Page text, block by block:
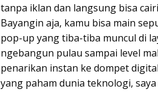
tanpa iklan dan langsung bisa
Bayangin aja, kamu bisa main
pop-up yang tiba-tiba muncul di
ngebangun pulau sampai level
penarikan instan ke dompet
yang paham dunia teknologi,